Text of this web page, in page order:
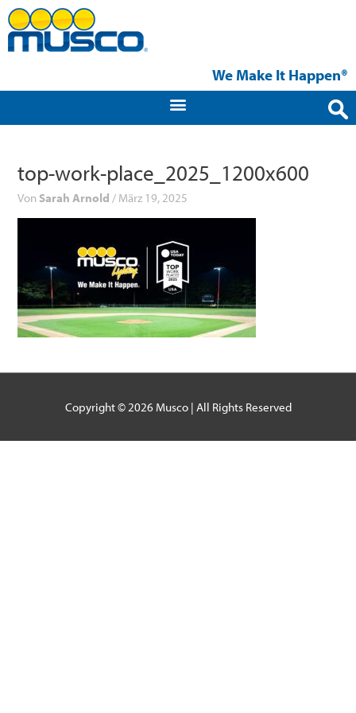
Zum
Inhalt
springen
We Make It Happen®
top-work-place_2025_1200x600
Von Sarah Arnold/ März 19, 2025
Copyright © 2026 Musco| All Rights Reserved